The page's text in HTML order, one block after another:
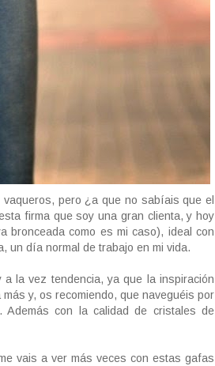
pero ¿a que no sabíais que el
firma que soy una gran clienta, y hoy
bronceada como es mi caso), ideal con
un día normal de trabajo en mi vida.
a la vez tendencia, ya que la inspiración
y, os recomiendo, que naveguéis por
con la calidad de cristales de
vais a ver más veces con estas gafas